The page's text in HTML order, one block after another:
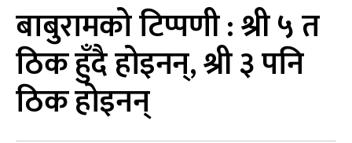
बाबुरामको टिप्पणी : श्री ५ त
ठिक हुँदै होइनन्, श्री ३ पनि
ठिक होइनन्